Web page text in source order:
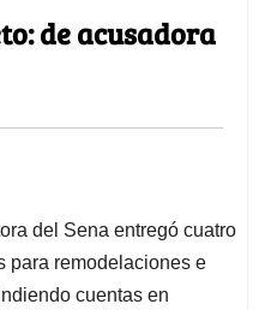
de acusadora
del Sena entregó cuatro
para remodelaciones e
cuentas en